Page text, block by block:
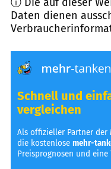
Daten dienen
Schnell und
vergleichen
Als offizieller Partner
die kostenlosemehr-
Preisprognosen und